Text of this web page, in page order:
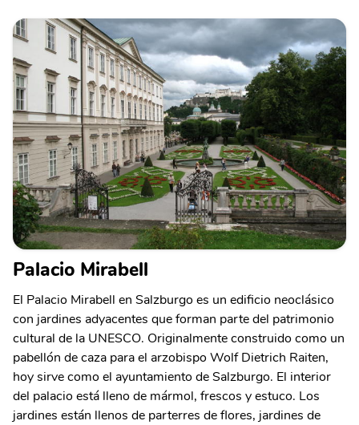
Palacio Mirabell
El Palacio Mirabell en Salzburgo es un edificio neoclásico
con jardines adyacentes que forman parte del patrimonio
cultural de la UNESCO. Originalmente construido como un
pabellón de caza para el arzobispo Wolf Dietrich Raiten,
hoy sirve como el ayuntamiento de Salzburgo. El interior
del palacio está lleno de mármol, frescos y estuco. Los
jardines están llenos de parterres de flores, jardines de